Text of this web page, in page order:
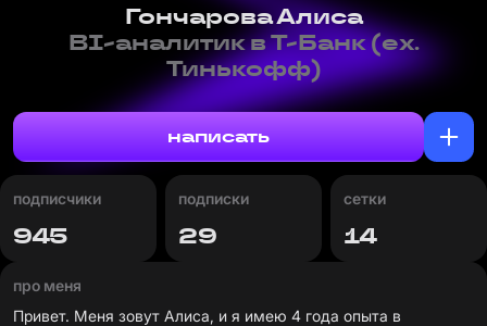
Гончарова Алиса
BI-аналитик в Т-Банк (ex.
Тинькофф)
написать
подписчики
945
подписки
29
сетки
14
про меня
Привет. Меня зовут Алиса, и я имею 4 года опыта в